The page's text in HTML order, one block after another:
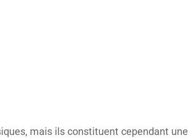
mais ils constituent cependant une